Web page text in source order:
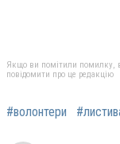
Якщо ви помітили помилку,
повідомити про це редакцію
#волонтери